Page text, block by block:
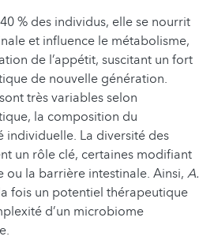
% des individus, elle se nourrit
et influence le métabolisme,
de l’appétit, suscitant un fort
de nouvelle génération.
très variables selon
la composition du
individuelle. La diversité des
un rôle clé, certaines modifiant
ou la barrière intestinale. Ainsi, A.
fois un potentiel thérapeutique
d’un microbiome